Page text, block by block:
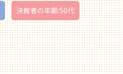
決裁者の年齢:50代